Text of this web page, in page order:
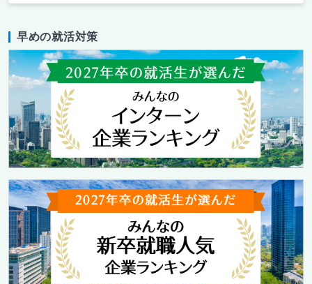
早めの就活対策